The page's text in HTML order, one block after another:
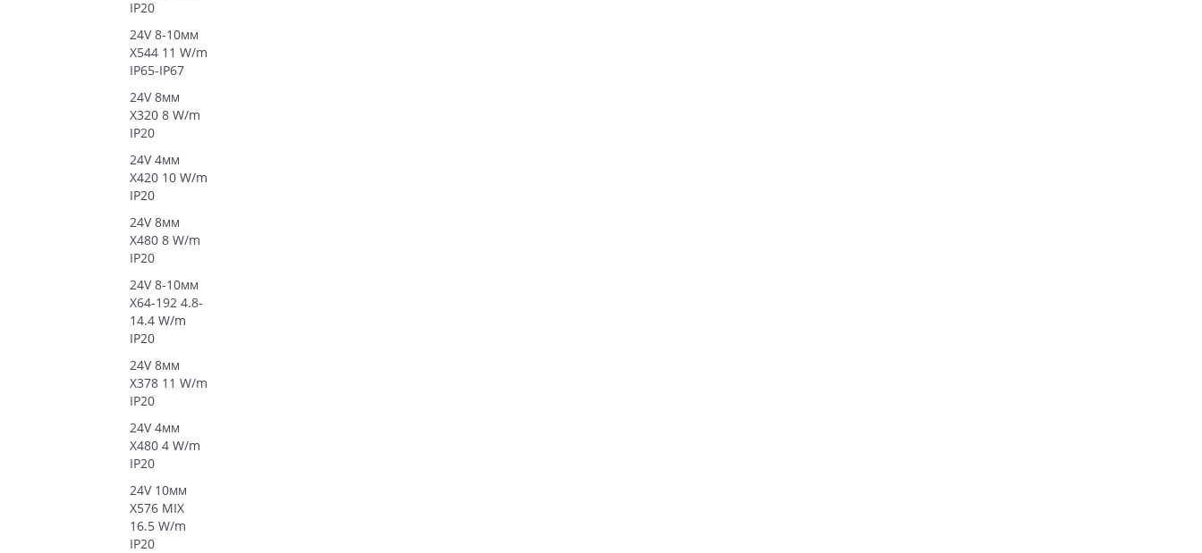
IP20
24V 8-10мм
X544 11 W/m
IP65-IP67
24V 8мм
X320 8 W/m
IP20
24V 4мм
X420 10 W/m
IP20
24V 8мм
X480 8 W/m
IP20
24V 8-10мм
X64-192 4.8-
14.4 W/m
IP20
24V 8мм
X378 11 W/m
IP20
24V 4мм
X480 4 W/m
IP20
24V 10мм
X576 MIX
16.5 W/m
IP20